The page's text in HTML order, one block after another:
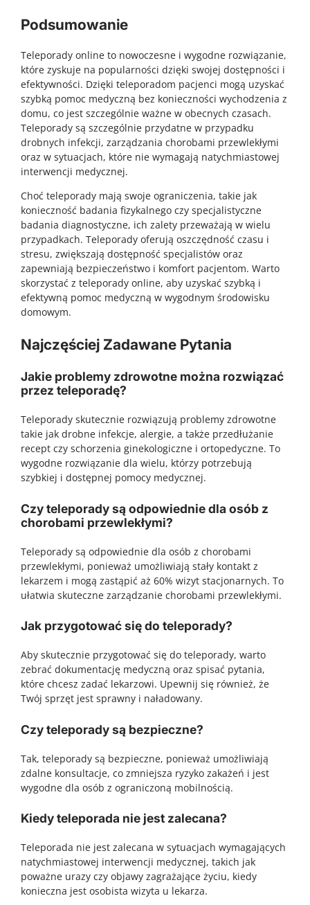
Podsumowanie
Teleporady online to nowoczesne i wygodne rozwiązanie,
które zyskuje na popularności dzięki swojej dostępności i
efektywności. Dzięki teleporadom pacjenci mogą uzyskać
szybką pomoc medyczną bez konieczności wychodzenia z
domu, co jest szczególnie ważne w obecnych czasach.
Teleporady są szczególnie przydatne w przypadku
drobnych infekcji, zarządzania chorobami przewlekłymi
oraz w sytuacjach, które nie wymagają natychmiastowej
interwencji medycznej.
Choć teleporady mają swoje ograniczenia, takie jak
konieczność badania fizykalnego czy specjalistyczne
badania diagnostyczne, ich zalety przeważają w wielu
przypadkach. Teleporady oferują oszczędność czasu i
stresu, zwiększają dostępność specjalistów oraz
zapewniają bezpieczeństwo i komfort pacjentom. Warto
skorzystać z teleporady online, aby uzyskać szybką i
efektywną pomoc medyczną w wygodnym środowisku
domowym.
Najczęściej Zadawane Pytania
Jakie problemy zdrowotne można rozwiązać
przez teleporadę?
Teleporady skutecznie rozwiązują problemy zdrowotne
takie jak drobne infekcje, alergie, a także przedłużanie
recept czy schorzenia ginekologiczne i ortopedyczne. To
wygodne rozwiązanie dla wielu, którzy potrzebują
szybkiej i dostępnej pomocy medycznej.
Czy teleporady są odpowiednie dla osób z
chorobami przewlekłymi?
Teleporady są odpowiednie dla osób z chorobami
przewlekłymi, ponieważ umożliwiają stały kontakt z
lekarzem i mogą zastąpić aż 60% wizyt stacjonarnych. To
ułatwia skuteczne zarządzanie chorobami przewlekłymi.
Jak przygotować się do teleporady?
Aby skutecznie przygotować się do teleporady, warto
zebrać dokumentację medyczną oraz spisać pytania,
które chcesz zadać lekarzowi. Upewnij się również, że
Twój sprzęt jest sprawny i naładowany.
Czy teleporady są bezpieczne?
Tak, teleporady są bezpieczne, ponieważ umożliwiają
zdalne konsultacje, co zmniejsza ryzyko zakażeń i jest
wygodne dla osób z ograniczoną mobilnością.
Kiedy teleporada nie jest zalecana?
Teleporada nie jest zalecana w sytuacjach wymagających
natychmiastowej interwencji medycznej, takich jak
poważne urazy czy objawy zagrażające życiu, kiedy
konieczna jest osobista wizyta u lekarza.